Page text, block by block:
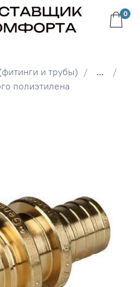
0
и трубы)
...
полиэтилена